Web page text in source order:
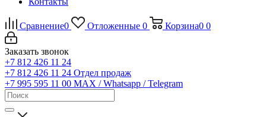
Сравнение0 Отложенные 0 Корзина0 0
Заказать звонок
+7 812 426 11 24
+7 812 426 11 24 Отдел продаж
+7 995 595 11 00 MAX / Whatsapp / Telegram